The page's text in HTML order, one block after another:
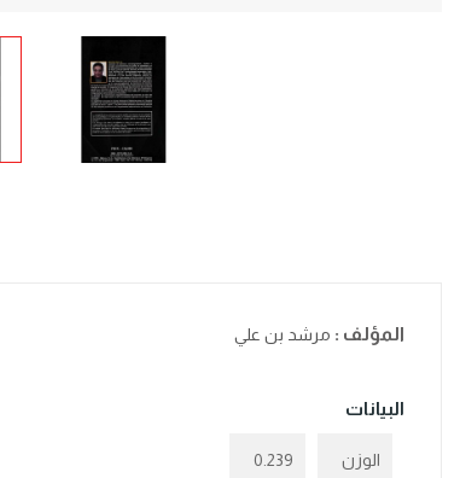
المؤلف : مرشد بن علي
البيانات
الوزن
0.239